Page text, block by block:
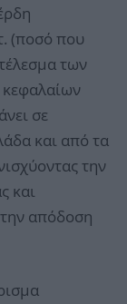
(ποσό που
των
σε
και από τα
την
και
απόδοση